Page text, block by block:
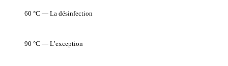
60 °C — La désinfection
90 °C — L’exception